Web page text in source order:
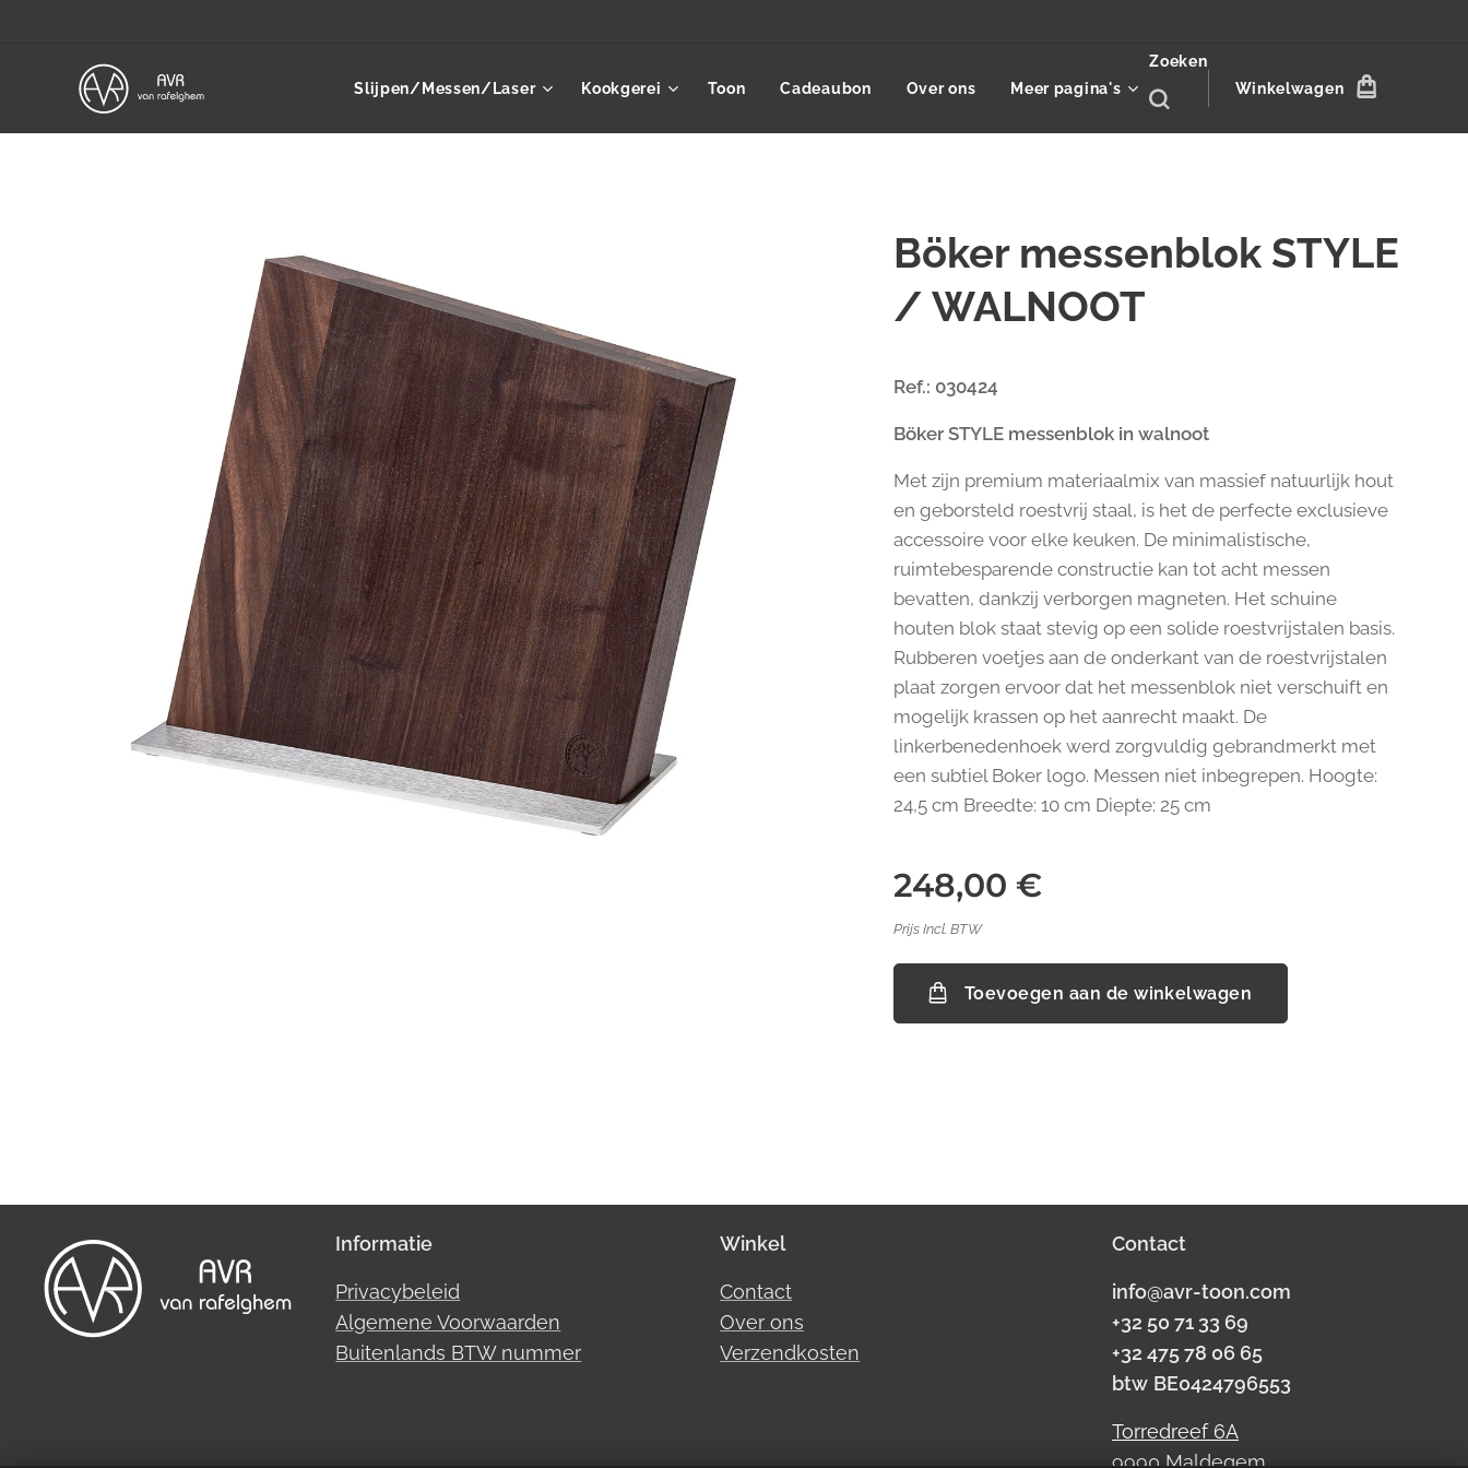
Slijpen/Messen/Laser Kookgerei Toon Cadeaubon Over ons Meer pagina's
Zoeken
Winkelwagen
Böker messenblok STYLE
/ WALNOOT
Ref.: 030424
Böker STYLE messenblok in walnoot
Met zijn premium materiaalmix van massief natuurlijk hout
en geborsteld roestvrij staal, is het de perfecte exclusieve
accessoire voor elke keuken. De minimalistische,
ruimtebesparende constructie kan tot acht messen
bevatten, dankzij verborgen magneten. Het schuine
houten blok staat stevig op een solide roestvrijstalen basis.
Rubberen voetjes aan de onderkant van de roestvrijstalen
plaat zorgen ervoor dat het messenblok niet verschuift en
mogelijk krassen op het aanrecht maakt. De
linkerbenedenhoek werd zorgvuldig gebrandmerkt met
een subtiel Boker logo. Messen niet inbegrepen. Hoogte:
24,5 cm Breedte: 10 cm Diepte: 25 cm
248,00 €
Prijs Incl. BTW
Toevoegen aan de winkelwagen
Informatie
Privacybeleid
Algemene Voorwaarden
Buitenlands BTW nummer
Winkel
Contact
Over ons
Verzendkosten
Contact
info@avr-toon.com
+32 50 71 33 69
+32 475 78 06 65
btw BE0424796553
Torredreef 6A
9990 Maldegem